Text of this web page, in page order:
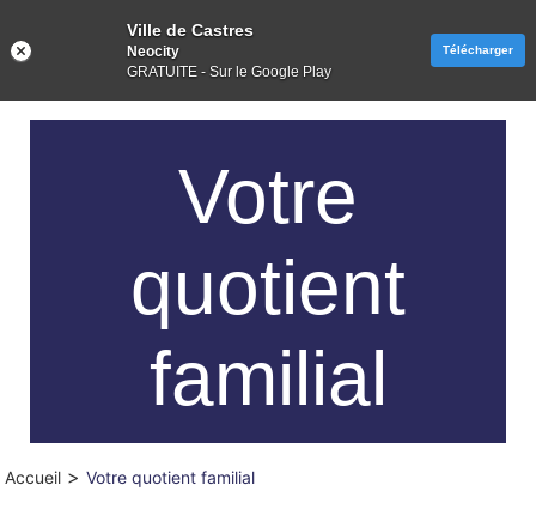
Votre
quotient
familial
Accueil >Votre quotient familial
Ville de Castres
Neocity
GRATUITE - Sur le Google Play
Télécharger